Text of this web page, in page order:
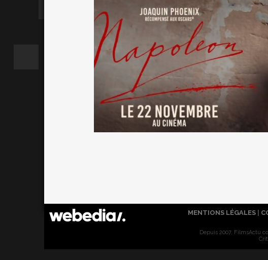
MENTIONS LÉGALES
Depuis 2007, FilmsActu